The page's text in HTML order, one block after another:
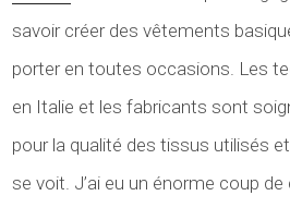
savoir créer des vêtements
porter en toutes occasions. Les
en Italie et les fabricants sont
pour la qualité des tissus utilisés
se voit. J’ai eu un énorme coup